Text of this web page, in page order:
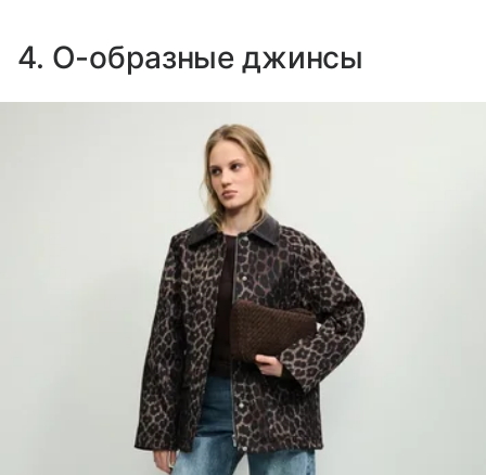
4. О-образные джинсы